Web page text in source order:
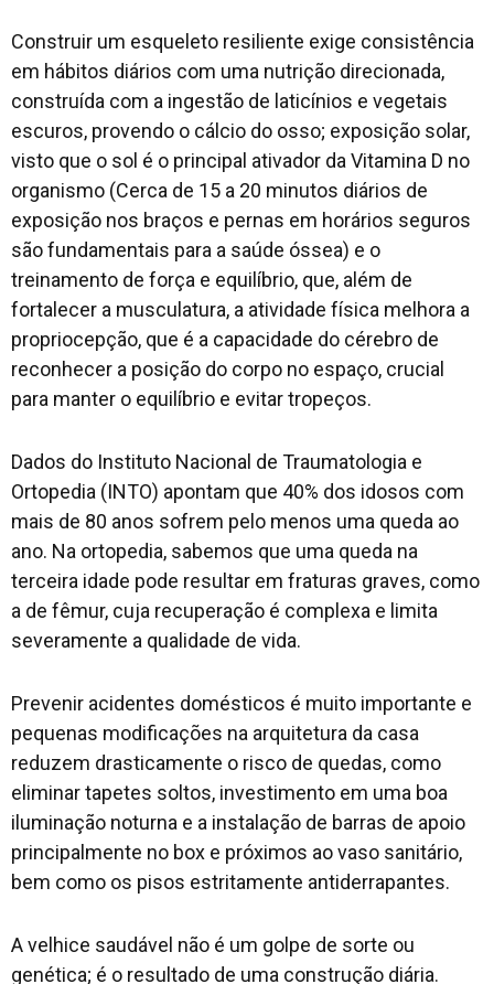
Construir um esqueleto resiliente exige consistência
em hábitos diários com uma nutrição direcionada,
construída com a ingestão de laticínios e vegetais
escuros, provendo o cálcio do osso; exposição solar,
visto que o sol é o principal ativador da Vitamina D no
organismo (Cerca de 15 a 20 minutos diários de
exposição nos braços e pernas em horários seguros
são fundamentais para a saúde óssea) e o
treinamento de força e equilíbrio, que, além de
fortalecer a musculatura, a atividade física melhora a
propriocepção, que é a capacidade do cérebro de
reconhecer a posição do corpo no espaço, crucial
para manter o equilíbrio e evitar tropeços.
Dados do Instituto Nacional de Traumatologia e
Ortopedia (INTO) apontam que 40% dos idosos com
mais de 80 anos sofrem pelo menos uma queda ao
ano. Na ortopedia, sabemos que uma queda na
terceira idade pode resultar em fraturas graves, como
a de fêmur, cuja recuperação é complexa e limita
severamente a qualidade de vida.
Prevenir acidentes domésticos é muito importante e
pequenas modificações na arquitetura da casa
reduzem drasticamente o risco de quedas, como
eliminar tapetes soltos, investimento em uma boa
iluminação noturna e a instalação de barras de apoio
principalmente no box e próximos ao vaso sanitário,
bem como os pisos estritamente antiderrapantes.
A velhice saudável não é um golpe de sorte ou
genética; é o resultado de uma construção diária.